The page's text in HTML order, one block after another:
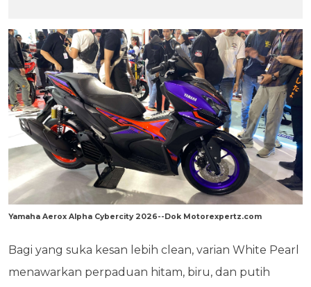
Yamaha Aerox Alpha Cybercity 2026--Dok Motorexpertz.com
Bagi yang suka kesan lebih clean, varian White Pearl
menawarkan perpaduan hitam, biru, dan putih